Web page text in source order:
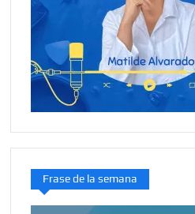
Frase de la semana